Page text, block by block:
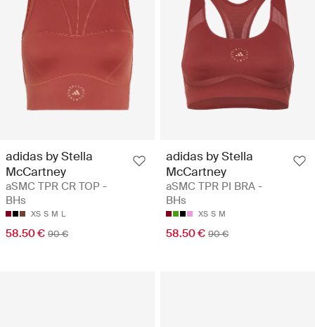
adidas by Stella
McCartney
aSMC TPR CR TOP -
BHs
XS S M L
58.50 € 90 €
adidas by Stella
McCartney
aSMC TPR PI BRA -
BHs
XS S M
58.50 € 90 €